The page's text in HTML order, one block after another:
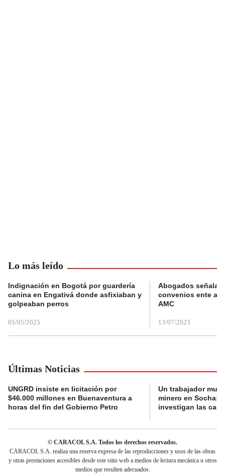
Lo más leído
Indignación en Bogotá por guardería
canina en Engativá donde asfixiaban y
golpeaban perros
05/05/2025
Abogados
convenios ente
AMC
13/07/2023
Últimas Noticias
UNGRD insiste en licitación por
$46.000 millones en Buenaventura a
horas del fin del Gobierno Petro
Un trabajador
minero en Socha;
investigan las
© CARACOL S.A. Todos los derechos reservados.
CARACOL S.A. realiza una reserva expresa de las reproducciones y usos de las obras
y otras prestaciones accesibles desde este sitio web a medios de lectura mecánica u otros
medios que resulten adecuados.